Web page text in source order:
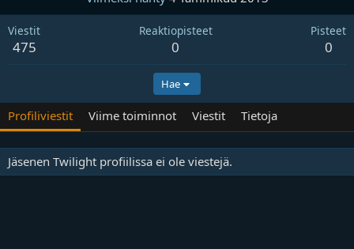
Viestit
475
Reaktiopisteet
0
Pisteet
0
Hae
Profiliviestit Viime toiminnot Viestit Tietoja
Jäsenen Twilight profiilissa ei ole viestejä.